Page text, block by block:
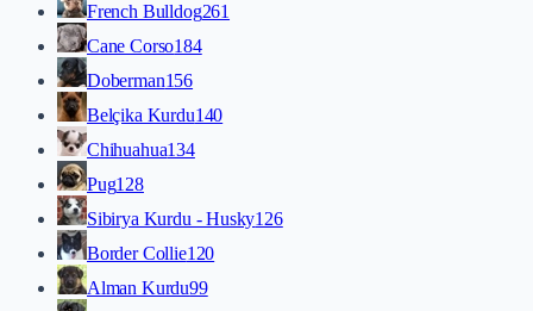
French Bulldog261
Cane Corso184
Doberman156
Belçika Kurdu140
Chihuahua134
Pug128
Sibirya Kurdu - Husky126
Border Collie120
Alman Kurdu99